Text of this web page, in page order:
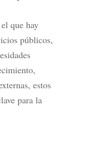
que hay
públicos,
estos
para la